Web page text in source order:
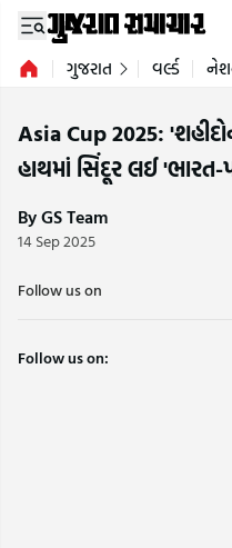
ગુજરાત વર્લ્ડ
Asia Cup 2025:
હાથમાં સિંદૂર લઈ 'ભારત-
By GS Team
14 Sep 2025
Follow us on
Follow us on: